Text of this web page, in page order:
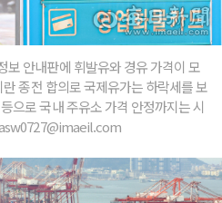
보 안내판에 휘발유와 경유 가격이 모
란 종전 합의로 국제유가는 하락세를 보
으로 국내 주유소 가격 안정까지는 시